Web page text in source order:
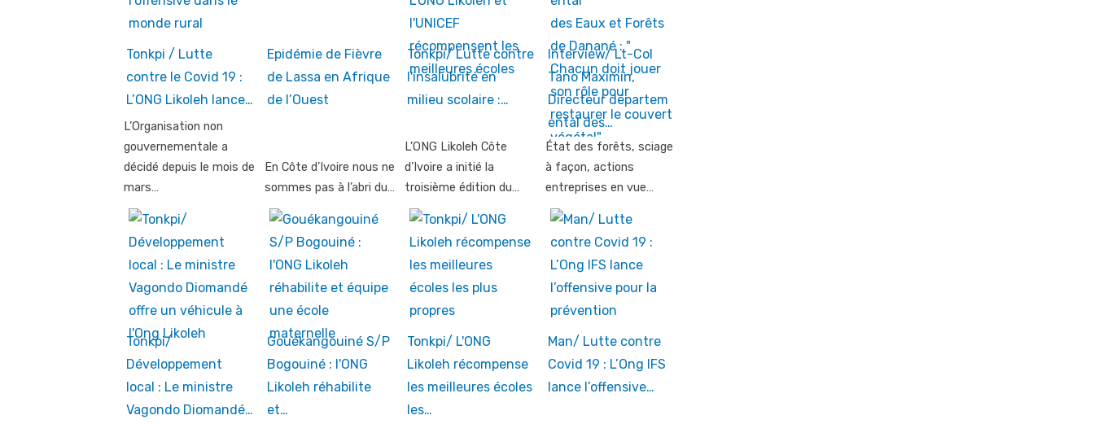
Tonkpi / Lutte
contre le Covid 19 :
L’ONG Likoleh lance…
L’Organisation non
gouvernementale a
décidé depuis le mois de
mars…
Epidémie de Fièvre
de Lassa en Afrique
de l’Ouest
En Côte d’Ivoire nous ne
sommes pas à l’abri du…
Tonkpi/ Lutte contre
l'insalubrité en
milieu scolaire :…
L’ONG Likoleh Côte
d’Ivoire a initié la
troisième édition du…
Interview/ Lt-Col
Tano Maximin,
Directeur départem
ental des…
État des forêts, sciage
à façon, actions
entreprises en vue…
Tonkpi/
Développement
local : Le ministre
Vagondo Diomandé…
Gouékangouiné S/P
Bogouiné : l'ONG
Likoleh réhabilite
et…
Tonkpi/ L'ONG
Likoleh récompense
les meilleures écoles
les…
Man/ Lutte contre
Covid 19 : L’Ong IFS
lance l’offensive…